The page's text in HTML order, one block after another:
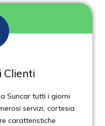
Clienti
Suncar tutti i giorni
servizi, cortesia
caratteristiche